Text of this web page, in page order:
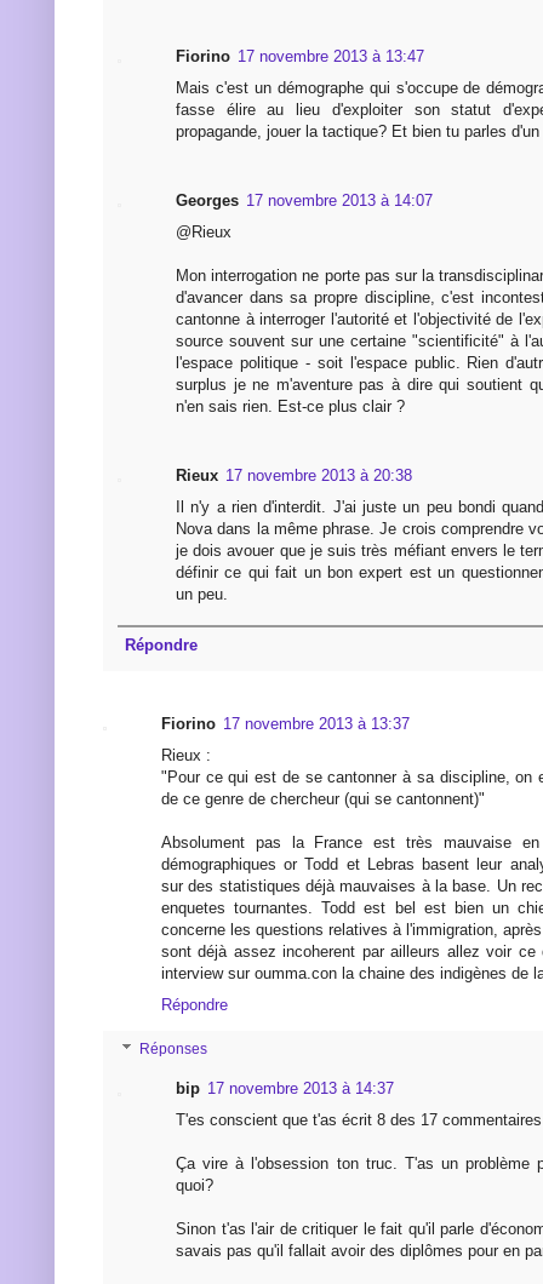
Fiorino 17 novembre 2013 à 13:47
Mais c'est un démographe qui s'occupe de
fasse élire au lieu d'exploiter son statut
propagande, jouer la tactique? Et bien tu parles
Georges 17 novembre 2013 à 14:07
@Rieux
Mon interrogation ne porte pas sur la
d'avancer dans sa propre discipline, c'est
cantonne à interroger l'autorité et l'objectivité de
source souvent sur une certaine "scientificité" à
l'espace politique - soit l'espace public. Rien
surplus je ne m'aventure pas à dire qui soutient
n'en sais rien. Est-ce plus clair ?
Rieux 17 novembre 2013 à 20:38
Il n'y a rien d'interdit. J'ai juste un peu bondi
Nova dans la même phrase. Je crois comprendre
je dois avouer que je suis très méfiant envers le
définir ce qui fait un bon expert est un
un peu.
Répondre
Fiorino 17 novembre 2013 à 13:37
Rieux :
"Pour ce qui est de se cantonner à sa discipline, on
de ce genre de chercheur (qui se cantonnent)"
Absolument pas la France est très mauvaise
démographiques or Todd et Lebras basent leur
sur des statistiques déjà mauvaises à la base. Un
enquetes tournantes. Todd est bel est bien un
concerne les questions relatives à l'immigration,
sont déjà assez incoherent par ailleurs allez voir
interview sur oumma.con la chaine des indigènes de
Répondre
Réponses
bip 17 novembre 2013 à 14:37
T'es conscient que t'as écrit 8 des 17
Ça vire à l'obsession ton truc. T'as un problème
quoi?
Sinon t'as l'air de critiquer le fait qu'il parle
savais pas qu'il fallait avoir des diplômes pour en